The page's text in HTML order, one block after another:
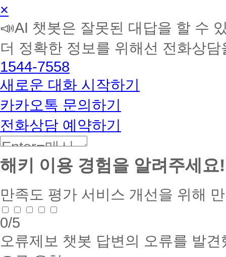
AI
학
습
토
커
BETA
×
📣AI 챗봇은 잘못된 대답을 할 수
더 정확한 정보를 위해선 전화상
1544-7558
새로운 대화 시작하기
카카오톡 문의하기
전화상담 예약하기
해키 이용 경험을 알려주세요!
만족도 평가 서비스 개선을 위해
0/5
오류제보 챗봇 답변의 오류를 발